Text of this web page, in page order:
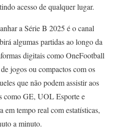
acesso de qualquer lugar.
a Série B 2025 é o canal
algumas partidas ao longo da
digitais como OneFootball
jogos ou compactos com os
que não podem assistir aos
como GE, UOL Esporte e
em tempo real com estatísticas,
a minuto.